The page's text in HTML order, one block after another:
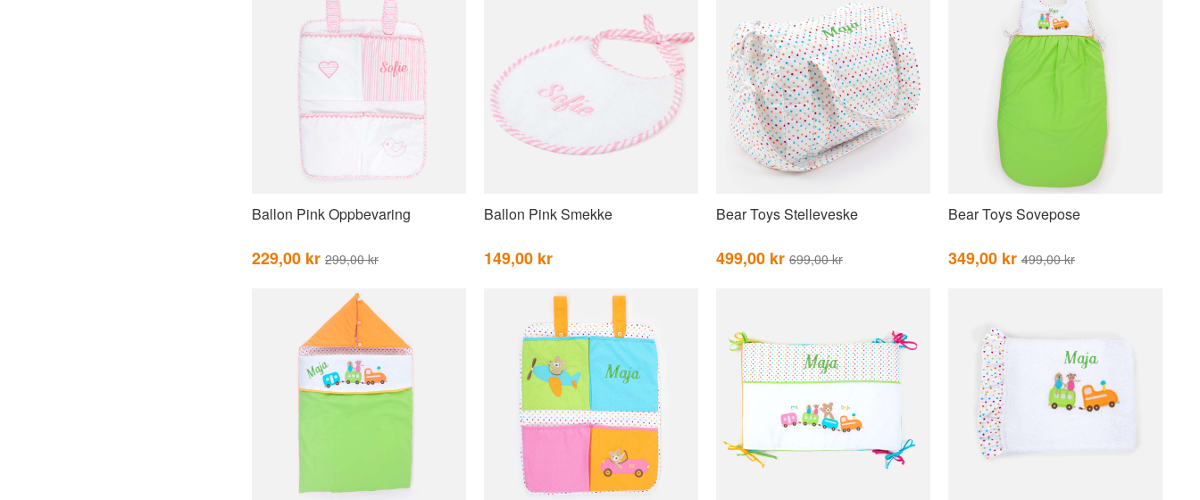
Ballon Pink Oppbevaring
229,00 kr 299,00 kr
Ballon Pink Smekke
149,00 kr
Bear Toys Stelleveske
499,00 kr 699,00 kr
Bear Toys Sovepose
349,00 kr 499,00 kr